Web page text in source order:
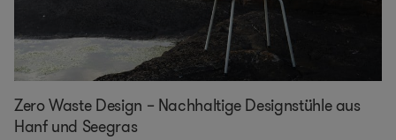
Zero Waste Design – Nachhaltige Designstühle aus
Hanf und Seegras